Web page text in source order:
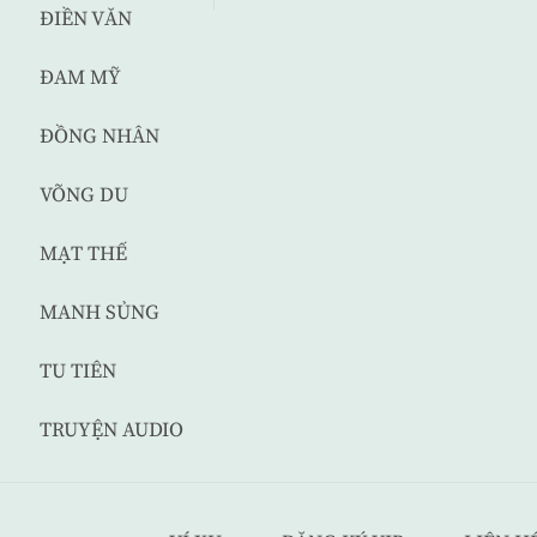
ĐIỀN VĂN
ĐAM MỸ
ĐỒNG NHÂN
VÕNG DU
MẠT THẾ
MANH SỦNG
TU TIÊN
TRUYỆN AUDIO